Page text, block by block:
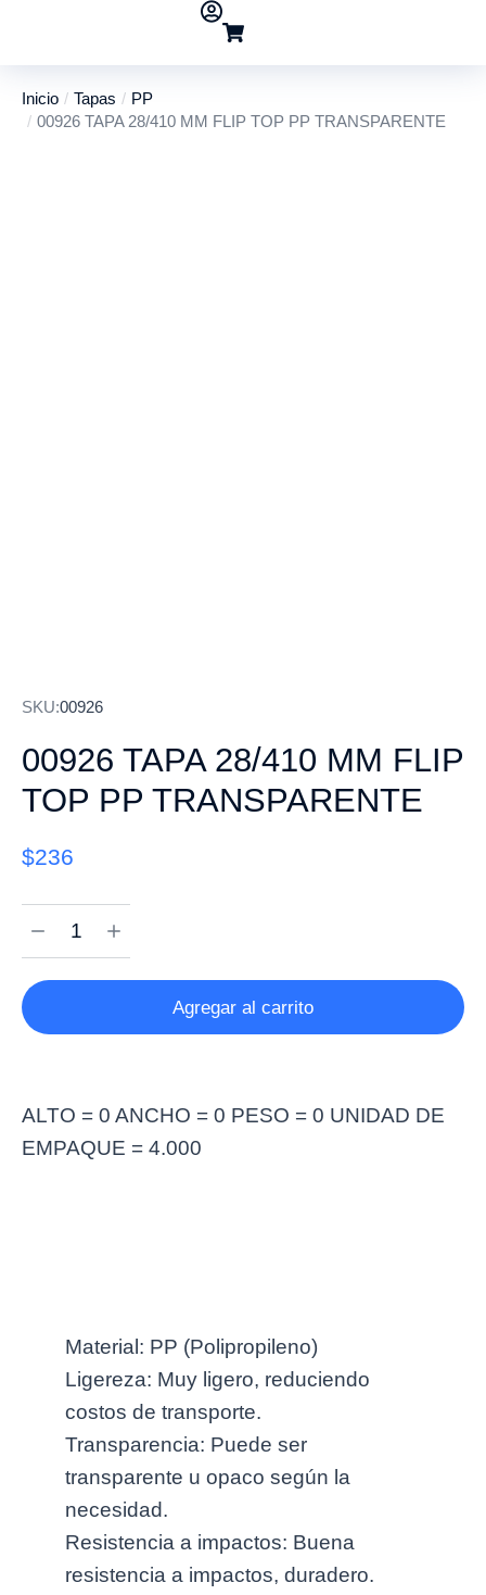
Estás aquí:
Inicio Tapas
PP
00926 TAPA 28/410 MM FLIP TOP PP TRANSPARENTE
SKU:00926
00926 TAPA 28/410 MM FLIP
TOP PP TRANSPARENTE
$236
Agregar al carrito
ALTO = 0 ANCHO = 0 PESO = 0 UNIDAD DE
EMPAQUE = 4.000
Material: PP (Polipropileno)
Ligereza: Muy ligero, reduciendo
costos de transporte.
Transparencia: Puede ser
transparente u opaco según la
necesidad.
Resistencia a impactos: Buena
resistencia a impactos, duradero.